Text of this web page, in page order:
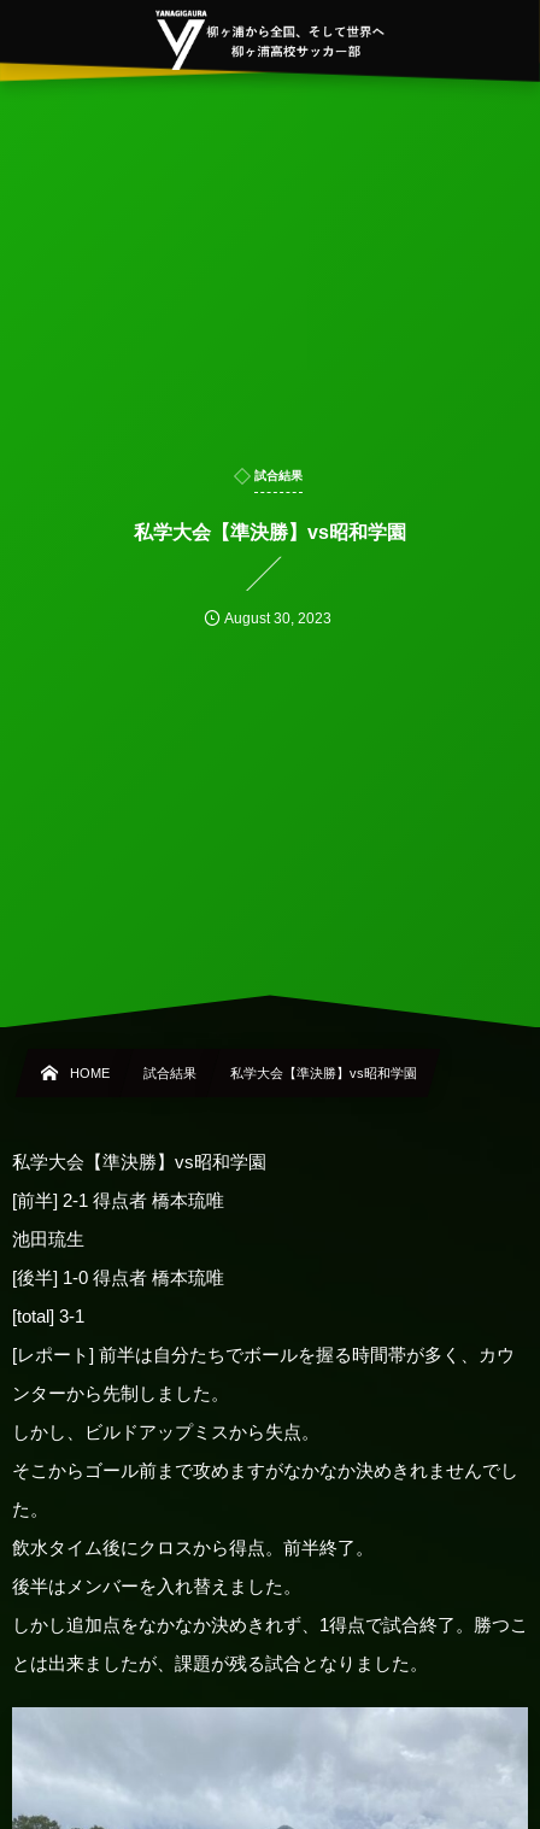
試合結果
私学大会【準決勝】vs昭和学園
August 30, 2023
HOME 試合結果 私学大会【準決勝】vs昭和学園
私学大会【準決勝】vs昭和学園
[前半] 2-1 得点者 橋本琉唯
池田琉生
[後半] 1-0 得点者 橋本琉唯
[total] 3-1
[レポート] 前半は自分たちでボールを握る時間帯が多く、カウ
ンターから先制しました。
しかし、ビルドアップミスから失点。
そこからゴール前まで攻めますがなかなか決めきれませんでし
た。
飲水タイム後にクロスから得点。前半終了。
後半はメンバーを入れ替えました。
しかし追加点をなかなか決めきれず、1得点で試合終了。勝つこ
とは出来ましたが、課題が残る試合となりました。